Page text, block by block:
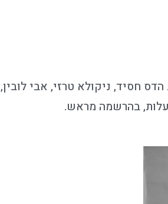
חסיד, ניקולא טרזי, אבי לובין,
עלות, בהרשמה מראש.